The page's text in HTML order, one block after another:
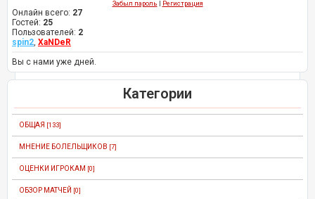
Забыл пароль | Регистрация
Онлайн всего: 27
Гостей: 25
Пользователей: 2
spin2, XaNDeR
Вы с нами уже дней.
Категории
ОБЩАЯ [133]
МНЕНИЕ БОЛЕЛЬЩИКОВ [7]
ОЦЕНКИ ИГРОКАМ [0]
ОБЗОР МАТЧЕЙ [0]